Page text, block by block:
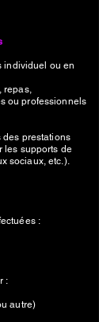
individuel ou en
repas,
ou professionnels
des prestations
les supports de
sociaux, etc.).
:
:
autre)